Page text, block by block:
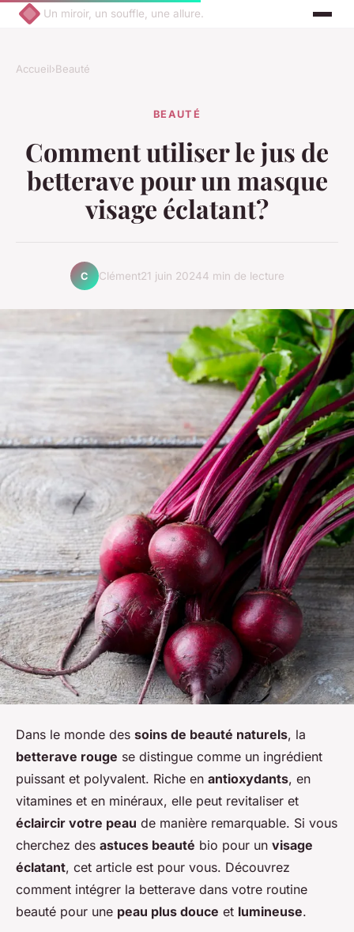
Un miroir, un souffle, une allure.
Accueil›Beauté
BEAUTÉ
Comment utiliser le jus de
betterave pour un masque
visage éclatant?
C Clément21 juin 20244 min de lecture
Dans le monde des soins de beauté naturels, la
betterave rouge se distingue comme un ingrédient
puissant et polyvalent. Riche en antioxydants, en
vitamines et en minéraux, elle peut revitaliser et
éclaircir votre peau de manière remarquable. Si vous
cherchez des astuces beauté bio pour un visage
éclatant, cet article est pour vous. Découvrez
comment intégrer la betterave dans votre routine
beauté pour une peau plus douce et lumineuse.